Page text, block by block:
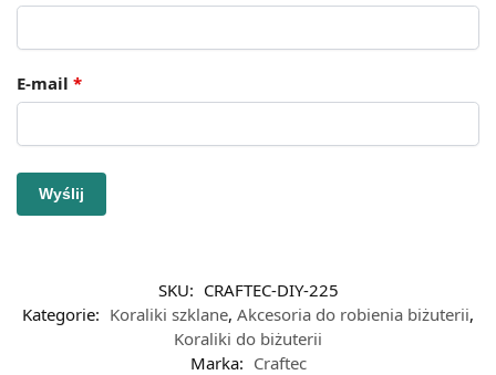
E-mail *
SKU: CRAFTEC-DIY-225
Kategorie: Koraliki szklane, Akcesoria do robienia biżuterii,
Koraliki do biżuterii
Marka: Craftec